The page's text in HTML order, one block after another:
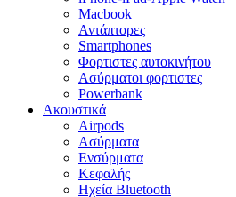
Macbook
Αντάπτορες
Smartphones
Φορτιστες αυτοκινήτου
Ασύρματοι φορτιστες
Powerbank
Ακουστικά
Airpods
Ασύρματα
Ενσύρματα
Κεφαλής
Ηχεία Bluetooth